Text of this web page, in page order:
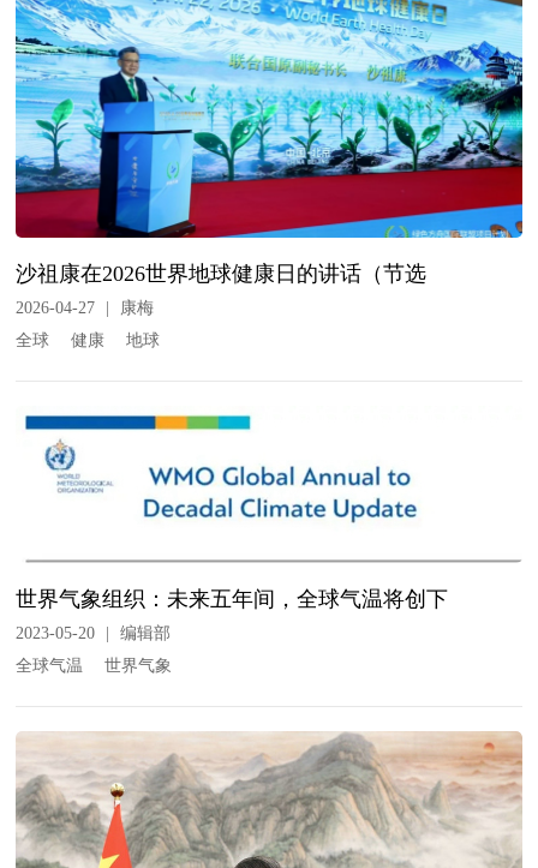
沙祖康在2026世界地球健康日的讲话（节选
2026-04-27
康梅
全球
健康 地球
世界气象组织：未来五年间，全球气温将创下
2023-05-20
编辑部
全球气温
世界气象